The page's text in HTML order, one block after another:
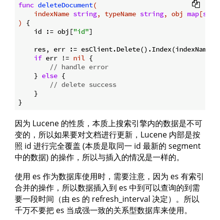
func deleteDocument(
    indexName
string, typeName string, obj map[
)
{
    id := obj[
"id"]
res, err :=
if err != nil {
// handle error
    }
else {
// delete success
    }
因为 Lucene 的性质，本质上搜索引擎内的数据是不可
变的，所以如果要对文档进行更新，Lucene 内部是按
照 id 进行完全覆盖 (本质是取同一 id 最新的 segment
中的数据) 的操作，所以与插入的情况是一样的。
使用 es 作为数据库使用时，需要注意，因为 es 有索引
合并的操作，所以数据插入到 es 中到可以查询的到需
要一段时间（由 es 的 refresh_interval 决定）。所以
千万不要把 es 当成强一致的关系型数据库来使用。